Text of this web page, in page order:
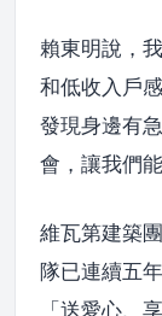
賴東明說，
和低收入戶
發現身邊有
會，讓我們
維瓦第建築
隊已連續五
「送愛心、